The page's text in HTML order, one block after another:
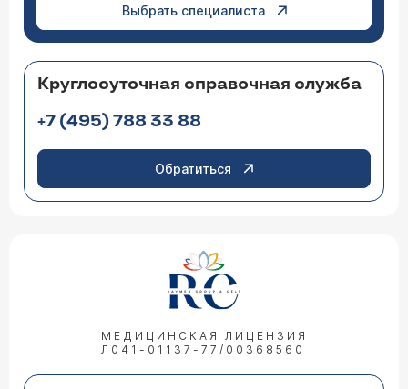
Выбрать специалиста
Круглосуточная справочная служба
+7 (495) 788 33 88
Обратиться
МЕДИЦИНСКАЯ ЛИЦЕНЗИЯ
Л041-01137-77/00368560